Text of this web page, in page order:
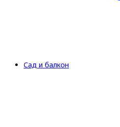
Сад и балкон